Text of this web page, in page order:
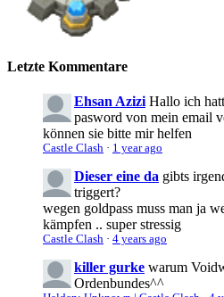
Letzte Kommentare
Ehsan Azizi Hallo ich
pasword von mein email
können sie bitte mir helfen
Castle Clash · 1 year ago
Dieser eine da gibts
triggert?
wegen goldpass muss man ja
kämpfen .. super stressig
Castle Clash · 4 years ago
killer gurke warum
Ordenbundes^^